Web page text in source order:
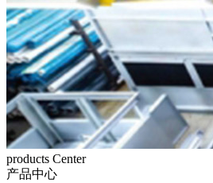
products Center
产品中心